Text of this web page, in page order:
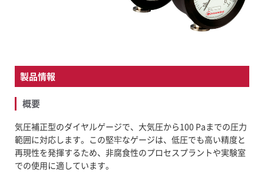
製品情報
概要
気圧補正型のダイヤルゲージで、大気圧から100 Paまでの圧力
範囲に対応します。この堅牢なゲージは、低圧でも高い精度と
再現性を発揮するため、非腐食性のプロセスプラントや実験室
での使用に適しています。